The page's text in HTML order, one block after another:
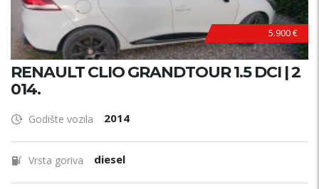
5.900 €
RENAULT CLIO GRANDTOUR 1.5 DCI | 2
014.
Godište vozila 2014
Vrsta goriva diesel